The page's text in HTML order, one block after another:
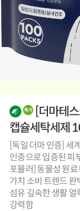
비
건
상
품
[더마테
캡슐세탁세제
[독일 더마 인증] 세
인증으로 입증된 피
포뮬러] 동물성 원
가치 소비 트렌드
섬유 깊숙한 생활
강력함